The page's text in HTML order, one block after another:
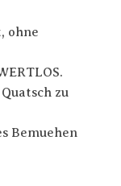
ohne
zu
Bemuehen